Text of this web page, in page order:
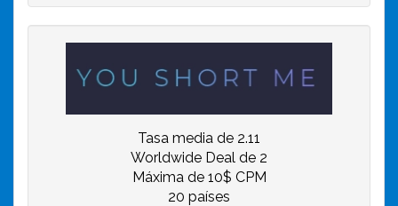
Tasa media de 2.11
Worldwide Deal de 2
Máxima de 10$ CPM
20 países